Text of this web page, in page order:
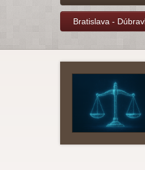
Bratislava -